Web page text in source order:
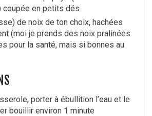
coupée en petits dés
de noix de ton choix, hachées
(moi je prends des noix pralinées.
pour la santé, mais si bonnes au
porter à ébullition l’eau et le
bouillir environ 1 minute